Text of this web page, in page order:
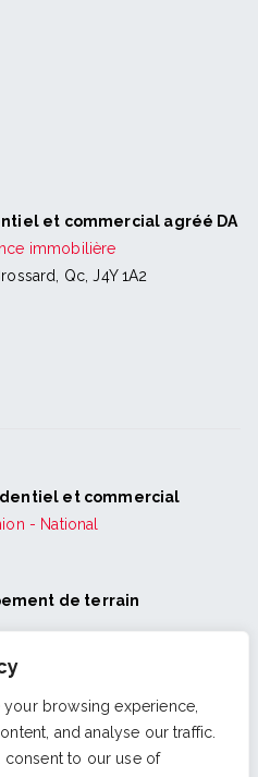
browsing experience,
and analyse our traffic.
consent to our use of
et commercial agréé DA
immobilière
Qc, J4Y 1A2
et commercial
- National
de terrain
interprète